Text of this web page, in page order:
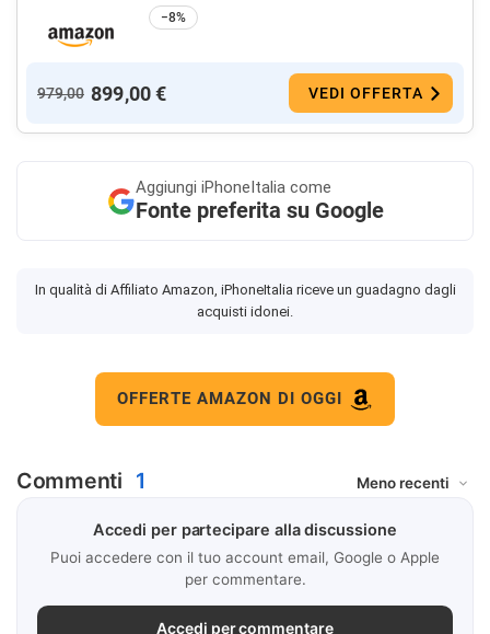
−8%
979,00 899,00 € VEDI OFFERTA
Aggiungi iPhoneItalia come
Fonte preferita su Google
In qualità di Affiliato Amazon, iPhoneItalia riceve un guadagno dagli
acquisti idonei.
OFFERTE AMAZON DI OGGI
Commenti 1
Accedi per partecipare alla discussione
Puoi accedere con il tuo account email, Google o Apple
per commentare.
Accedi per commentare